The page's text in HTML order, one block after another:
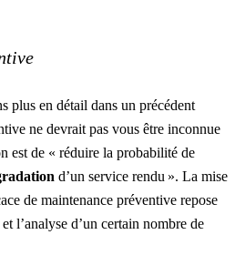
plus en détail dans un précédent
ne devrait pas vous être inconnue
est de « réduire la probabilité de
d’un service rendu ». La mise
de maintenance préventive repose
l’analyse d’un certain nombre de